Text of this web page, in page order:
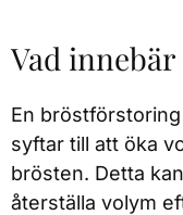
Vad
En
syftar till att öka
brösten. Detta
återställa volym